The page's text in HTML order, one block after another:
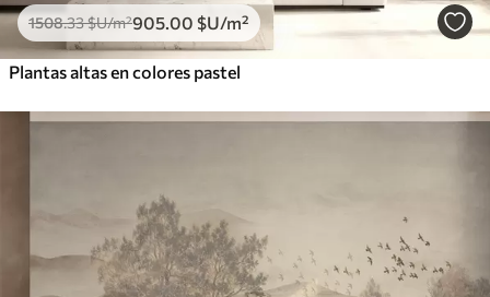
1508.33$U/m²905 .00 $U/m²
Plantas altas en colores pastel